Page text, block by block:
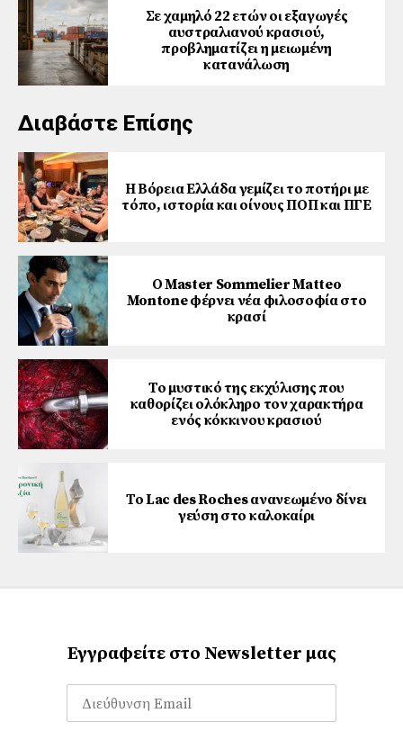
Σε χαμηλό 22 ετών οι εξαγωγές
αυστραλιανού κρασιού,
προβληματίζει η μειωμένη
κατανάλωση
Διαβάστε Επίσης
Η Βόρεια Ελλάδα γεμίζει το ποτήρι με
τόπο, ιστορία και οίνους ΠΟΠ και ΠΓΕ
Ο Master Sommelier Matteo
Montone φέρνει νέα φιλοσοφία στο
κρασί
Το μυστικό της εκχύλισης που
καθορίζει ολόκληρο τον χαρακτήρα
ενός κόκκινου κρασιού
Το Lac des Roches ανανεωμένο δίνει
γεύση στο καλοκαίρι
Εγγραφείτε στο Newsletter μας